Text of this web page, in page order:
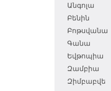
Անգոլա
Բենին
Բոթսվանա
Գանա
Եվթոպիա
Զամբիա
Զիմբաբվե